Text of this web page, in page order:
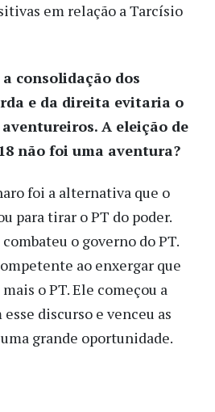
em relação a Tarcísio
consolidação dos
e da direita evitaria o
A eleição de
não foi uma aventura?
foi a alternativa que o
para tirar o PT do poder.
o governo do PT.
ao enxergar que
o PT. Ele começou a
discurso e venceu as
grande oportunidade.